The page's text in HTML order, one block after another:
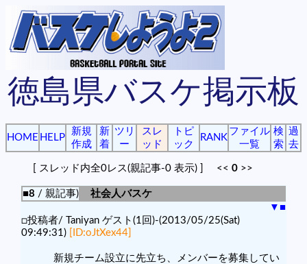
徳島県バスケ掲示板
HOME HELP
新規
作成
新
着
ツリ
ー
スレ
ッド
トピ
ック
RANK
ファイル
一覧
検
索
過
去
[ スレッド内全0レス(親記事-0 表示) ] << 0 >>
■8 / 親記事)
社会人バスケ
▼ ■
□投稿者/ Taniyan ゲスト(1回)-(2013/05/25(Sat)
09:49:31)
[ID:oJtXex44]
新規チーム設立に先立ち、メンバーを募集してい